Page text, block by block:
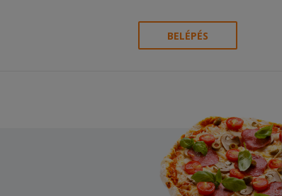
BELÉPÉS